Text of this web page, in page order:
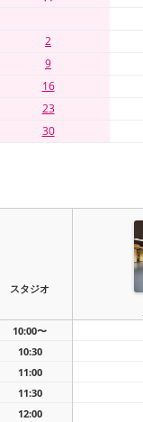
2
9
16
23
30
スタジオ
10:00〜
10:30
11:00
11:30
12:00